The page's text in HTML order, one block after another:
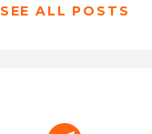
SEE ALL POSTS